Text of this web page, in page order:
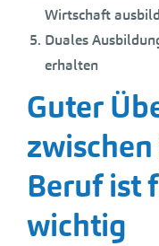
Wirtschaft
Duales
erhalten
Guter
Beruf ist
wichtig